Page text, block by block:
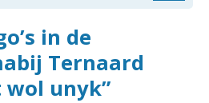
in de
Ternaard
wol unyk”